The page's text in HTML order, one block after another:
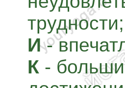
трудности;
И-
К -